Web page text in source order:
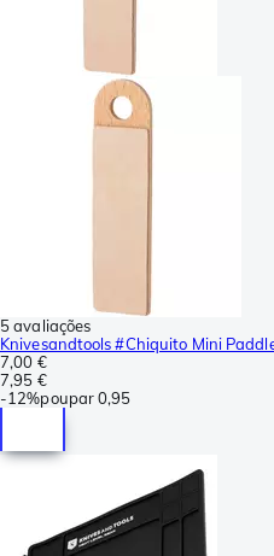
5 avaliações
Knivesandtools #Chiquito Mini
7,00 €
7,95 €
-12%poupar0,95